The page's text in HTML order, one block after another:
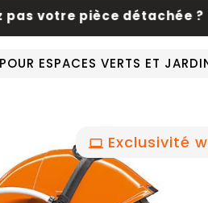
votre pièce détachée ?
ESPACES VERTS ET
Exclusivité